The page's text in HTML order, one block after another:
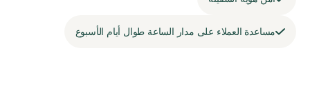
مساعدة العملاء على مدار الساعة طوال أيام الأسبوع